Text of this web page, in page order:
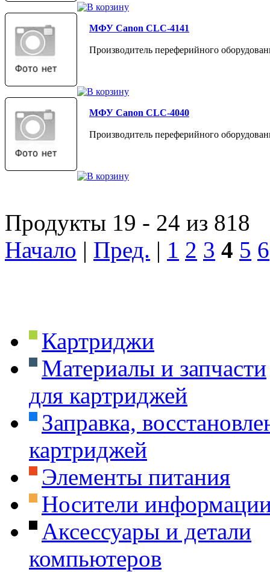
МФУ Canon CLC-4141
Производитель переферийного
МФУ Canon CLC-4040
Производитель переферийного
Продукты 19 - 24 из 818
Начало | Пред. | 1 2 3 4 5 6
Картриджи
Материалы и запчасти
для картриджей
Заправка,
картриджей
Элементы питания
Носители
Аксессуары и детали
компьютеров